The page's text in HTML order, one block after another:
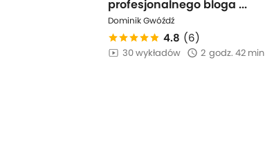
profesjonalnego bloga ...
Dominik Gwóźdź
4.8 (6)
30 wykładów 2 godz. 42 min